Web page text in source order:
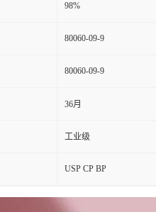
98%
80060-09-9
80060-09-9
36月
工业级
USP CP BP